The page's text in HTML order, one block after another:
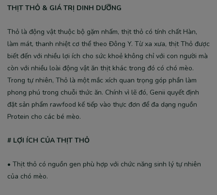
THỊT THỎ & GIÁ TRỊ DINH DƯỠNG
Thỏ là động vật thuộc bộ gặm nhấm, thịt thỏ có tính chất Hàn,
làm mát, thanh nhiệt cơ thể theo Đông Y. Từ xa xưa, thịt Thỏ được
biết đến với nhiều lợi ích cho sức khoẻ không chỉ với con người mà
còn với nhiều loài động vật ăn thịt khác trong đó có chó mèo.
Trong tự nhiên, Thỏ là một mắc xích quan trọng góp phần làm
phong phú trong chuỗi thức ăn. Chính vì lẽ đó, Genii quyết định
đặt sản phẩm rawfood kế tiếp vào thực đơn để đa dạng nguồn
Protein cho các bé mèo.
# LỢI ÍCH CỦA THỊT THỎ
• Thịt thỏ có nguồn gen phù hợp với chức năng sinh lý tự nhiên
của chó mèo.